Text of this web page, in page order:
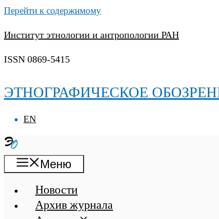
Перейти к содержимому
Институт этнологии и антропологии РАН
ISSN 0869-5415
ЭТНОГРАФИЧЕСКОЕ
EN
Меню
Новости
Архив журнала